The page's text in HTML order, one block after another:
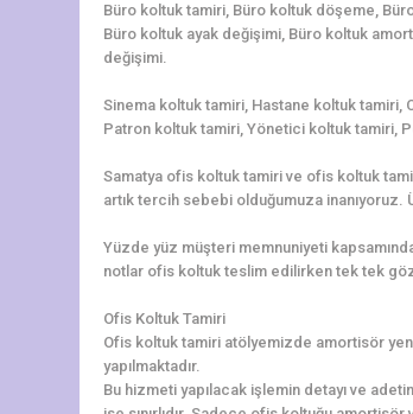
Büro koltuk tamiri, Büro koltuk döşeme,
Büro koltuk ayak değişimi, Büro koltuk
değişimi.
Sinema koltuk tamiri, Hastane koltuk tamiri,
Patron koltuk tamiri, Yönetici koltuk tamiri,
Samatya ofis koltuk tamiri ve ofis koltuk
artık tercih sebebi olduğumuza
Yüzde yüz müşteri memnuniyeti
notlar ofis koltuk teslim edilirken tek tek
Ofis Koltuk Tamiri
Ofis koltuk tamiri atölyemizde amortisör
yapılmaktadır.
Bu hizmeti yapılacak işlemin detayı ve